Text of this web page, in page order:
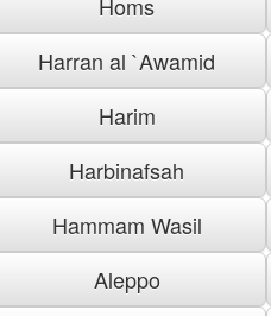
Harran al `Awamid
Harim
Harbinafsah
Hammam Wasil
Aleppo